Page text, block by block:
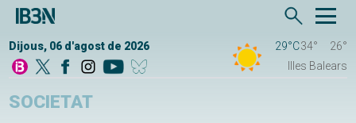
Dijous, 06 d'agost de 2026 29°C34°
26°
Illes Balears
SOCIETAT